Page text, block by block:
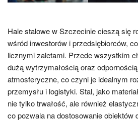
Hale stalowe w Szczecinie cieszą się
wśród inwestorów i przedsiębiorców,
licznymi zaletami. Przede wszystkim
dużą wytrzymałością oraz
atmosferyczne, co czyni je idealnym
przemysłu i logistyki. Stal, jako
nie tylko trwałość, ale również
co pozwala na dostosowanie obiektów